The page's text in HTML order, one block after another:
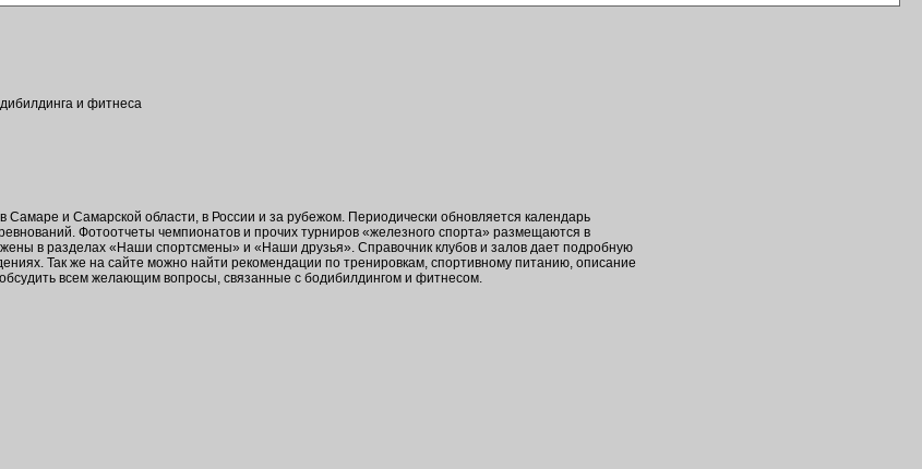
и фитнеса
Самаре и Самарской области, в России и за рубежом. Периодически обновляется календарь
Фотоотчеты чемпионатов и прочих турниров «железного спорта» размещаются в
в разделах «Наши спортсмены» и «Наши друзья». Справочник клубов и залов дает подробную
Так же на сайте можно найти рекомендации по тренировкам, спортивному питанию, описание
всем желающим вопросы, связанные с бодибилдингом и фитнесом.